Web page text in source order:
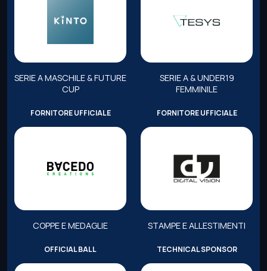
SERIE A MASCHILE & FUTURE
CUP
SERIE A & UNDER19
FEMMINILE
FORNITORE UFFICIALE
COPPE E MEDAGLIE
FORNITORE UFFICIALE
STAMPE E ALLESTIMENTI
OFFICIAL BALL TECHNICAL SPONSOR